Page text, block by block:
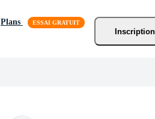
Plans
Inscription